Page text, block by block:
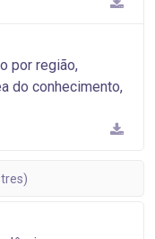
por região,
do conhecimento,